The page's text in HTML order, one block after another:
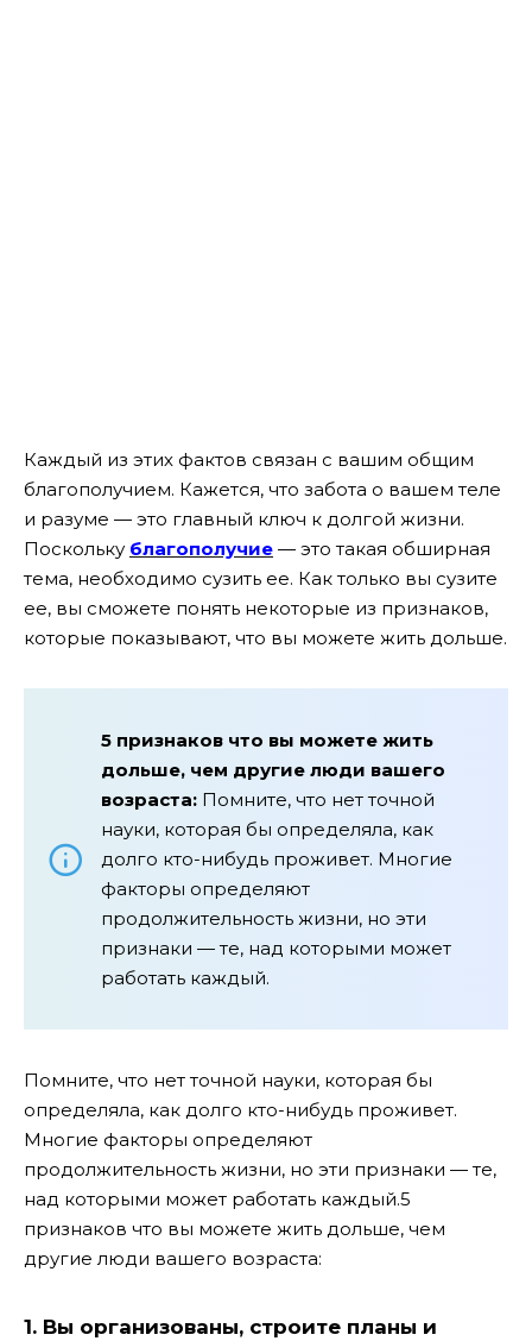
Каждый из этих фактов связан с вашим общим
благополучием. Кажется, что забота о вашем теле
и разуме — это главный ключ к долгой жизни.
Поскольку благополучие — это такая обширная
тема, необходимо сузить ее. Как только вы сузите
ее, вы сможете понять некоторые из признаков,
которые показывают, что вы можете жить дольше.
5 признаков что вы можете жить
дольше, чем другие люди вашего
возраста: Помните, что нет точной
науки, которая бы определяла, как
долго кто-нибудь проживет. Многие
факторы определяют
продолжительность жизни, но эти
признаки — те, над которыми может
работать каждый.
Помните, что нет точной науки, которая бы
определяла, как долго кто-нибудь проживет.
Многие факторы определяют
продолжительность жизни, но эти признаки — те,
над которыми может работать каждый.5
признаков что вы можете жить дольше, чем
другие люди вашего возраста:
1. Вы организованы, строите планы и